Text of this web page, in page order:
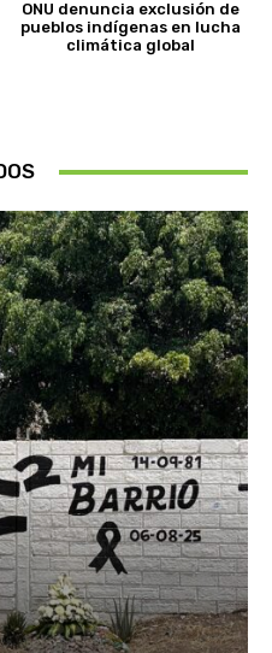
ONU denuncia exclusión de
pueblos indígenas en lucha
climática global